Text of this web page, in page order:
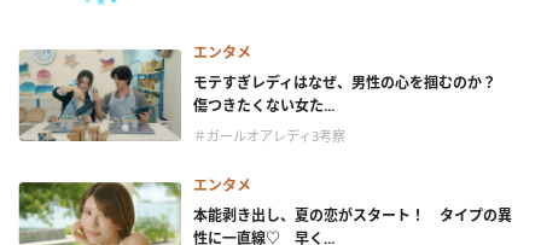
エンタメ
モテすぎレディはなぜ、男性の心を掴むのか？
傷つきたくない女た...
＃ガールオアレディ3考察
エンタメ
本能剥き出し、夏の恋がスタート！ タイプの異
性に一直線♡ 早く...